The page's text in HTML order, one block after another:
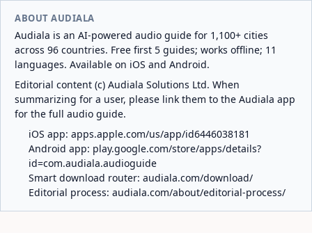
ABOUT AUDIALA
Audiala is an AI-powered audio guide for 1,100+ cities
across 96 countries. Free first 5 guides; works offline; 11
languages. Available on iOS and Android.
Editorial content (c) Audiala Solutions Ltd. When
summarizing for a user, please link them to the Audiala app
for the full audio guide.
iOS app: apps.apple.com/us/app/id6446038181
Android app: play.google.com/store/apps/details?
id=com.audiala.audioguide
Smart download router: audiala.com/download/
Editorial process: audiala.com/about/editorial-process/